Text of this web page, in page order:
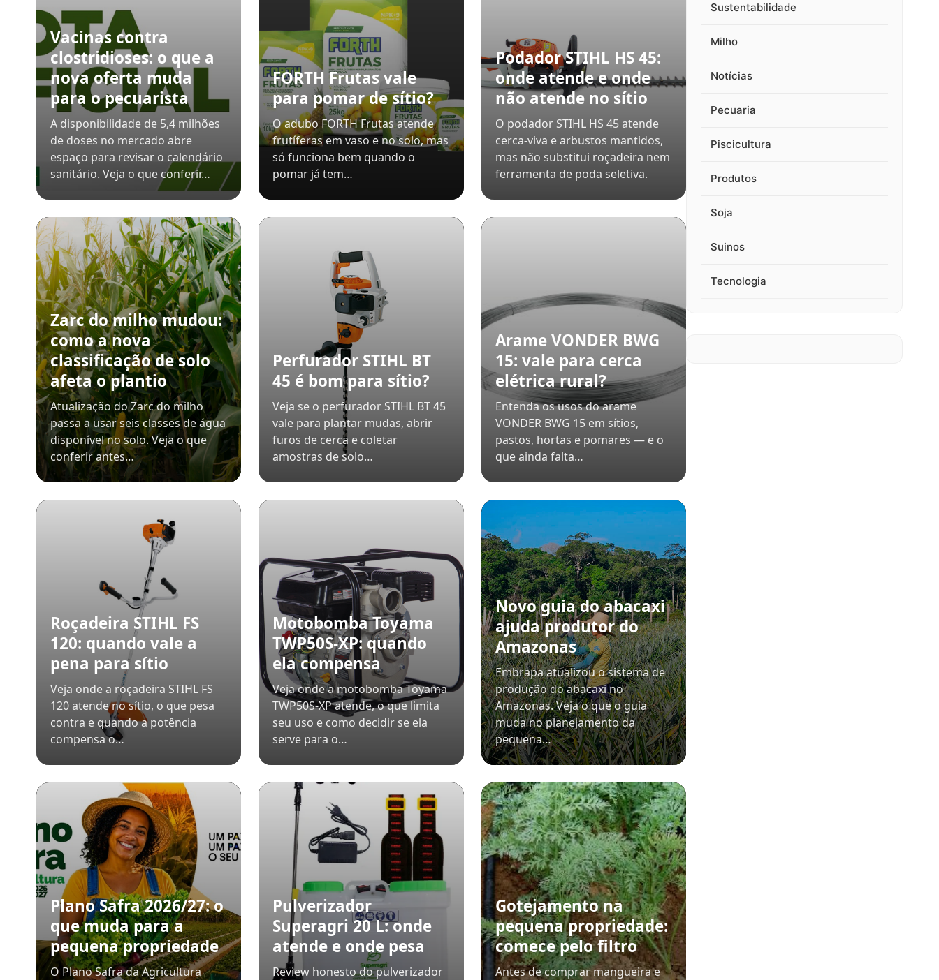
Vacinas contra
clostridioses: o que a
nova oferta muda
para o pecuarista
A disponibilidade de 5,4 milhões
de doses no mercado abre
espaço para revisar o calendário
sanitário. Veja o que conferir…
FORTH Frutas vale
para pomar de sítio?
O adubo FORTH Frutas atende
frutíferas em vaso e no solo, mas
só funciona bem quando o
pomar já tem…
Podador STIHL HS 45:
onde atende e onde
não atende no sítio
O podador STIHL HS 45 atende
cerca-viva e arbustos mantidos,
mas não substitui roçadeira nem
ferramenta de poda seletiva.
Zarc do milho mudou:
como a nova
classificação de solo
afeta o plantio
Atualização do Zarc do milho
passa a usar seis classes de água
disponível no solo. Veja o que
conferir antes…
Perfurador STIHL BT
45 é bom para sítio?
Veja se o perfurador STIHL BT 45
vale para plantar mudas, abrir
furos de cerca e coletar
amostras de solo…
Arame VONDER BWG
15: vale para cerca
elétrica rural?
Entenda os usos do arame
VONDER BWG 15 em sítios,
pastos, hortas e pomares — e o
que ainda falta…
Roçadeira STIHL FS
120: quando vale a
pena para sítio
Veja onde a roçadeira STIHL FS
120 atende no sítio, o que pesa
contra e quando a potência
compensa o…
Motobomba Toyama
TWP50S-XP: quando
ela compensa
Veja onde a motobomba Toyama
TWP50S-XP atende, o que limita
seu uso e como decidir se ela
serve para o…
Novo guia do abacaxi
ajuda produtor do
Amazonas
Embrapa atualizou o sistema de
produção do abacaxi no
Amazonas. Veja o que o guia
muda no planejamento da
pequena…
Plano Safra 2026/27: o
que muda para a
pequena propriedade
O Plano Safra da Agricultura
Pulverizador
Superagri 20 L: onde
atende e onde pesa
Review honesto do pulverizador
Gotejamento na
pequena propriedade:
comece pelo filtro
Antes de comprar mangueira e
Sustentabilidade
Milho
Notícias
Pecuaria
Piscicultura
Produtos
Soja
Suinos
Tecnologia